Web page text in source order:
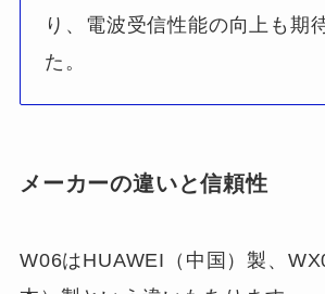
り、電波受信性能の向上も期
た。
メーカーの違いと信頼性
W06はHUAWEI（中国）製、